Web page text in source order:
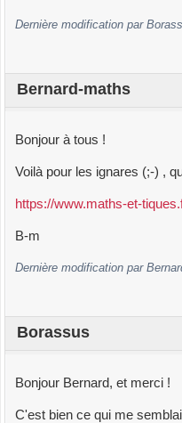
Dernière modification par
Bernard-maths
Bonjour à tous !
Voilà pour les ignares (;-) ,
https://www.maths-et-
B-m
Dernière modification par
Borassus
Bonjour Bernard, et merci !
C'est bien ce qui me